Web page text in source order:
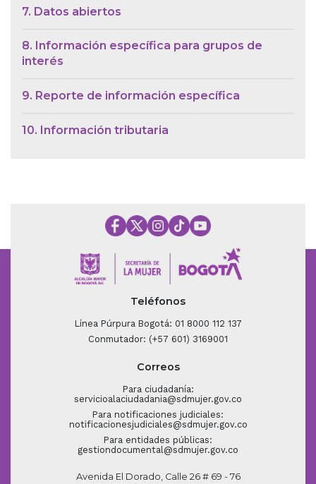
7. Datos abiertos
8. Información específica para grupos de
interés
9. Reporte de información específica
10. Información tributaria
Teléfonos
Línea Púrpura Bogotá: 01 8000 112 137
Conmutador: (+57 601) 3169001
Correos
Para ciudadanía:
servicioalaciudadania@sdmujer.gov.co
Para notificaciones judiciales:
notificacionesjudiciales@sdmujer.gov.co
Para entidades públicas:
gestiondocumental@sdmujer.gov.co
Avenida El Dorado, Calle 26 # 69 - 76